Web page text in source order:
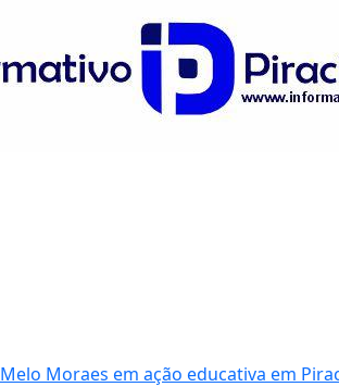
Moraes em ação educativa em